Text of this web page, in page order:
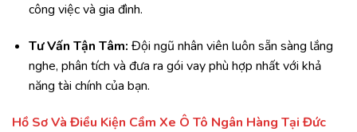
công việc và gia đình.
Tư Vấn Tận Tâm: Đội ngũ nhân viên luôn sẵn sàng lắng
nghe, phân tích và đưa ra gói vay phù hợp nhất với khả
năng tài chính của bạn.
Hồ Sơ Và Điều Kiện Cầm Xe Ô Tô Ngân Hàng Tại Đức